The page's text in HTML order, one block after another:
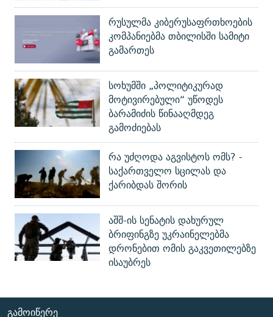
რუსულმა კიბერუსაფრთხოების
კომპანიებმა თბილისში სამიტი
გამართეს
სოხუმში „პოლიტიკურად
მოტივირებული“ უწოდეს
ბარამიძის წინააღმდეგ
გამოძიებას
რა უძღოდა აგვისტოს ომს? -
საქართველო სცილას და
ქარიბდას შორის
აშშ-ის სენატის დახურულ
ბრიფინგზე უკრაინელებმა
დრონებით ომის გაკვეთილებზე
ისაუბრეს
ᲒᲐᲛᲝᲘᲬᲔᲠᲔ